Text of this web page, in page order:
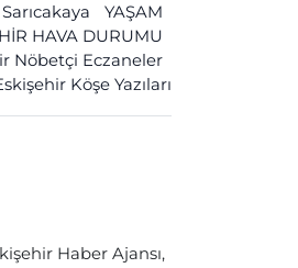
Sarıcakaya
YAŞAM
HAVA DURUMU
Nöbetçi Eczaneler
Köşe Yazıları
Haber Ajansı,